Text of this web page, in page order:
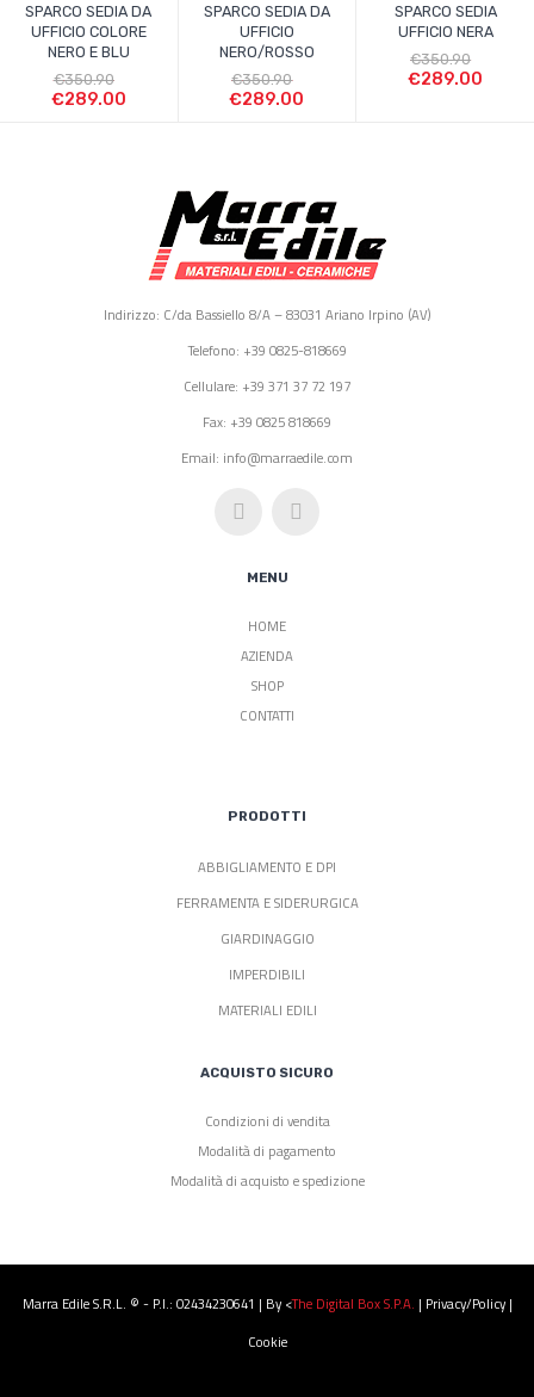
SPARCO SEDIA DA
UFFICIO COLORE
NERO E BLU
€350.90
€289.00
SPARCO SEDIA DA
UFFICIO
NERO/ROSSO
€350.90
€289.00
SPARCO SEDIA
UFFICIO NERA
€350.90
€289.00
Indirizzo: C/da Bassiello 8/A – 83031 Ariano Irpino (AV)
Telefono: +39 0825-818669
Cellulare: +39 371 37 72 197
Fax: +39 0825 818669
Email: info@marraedile.com
MENU
HOME
AZIENDA
SHOP
CONTATTI
PRODOTTI
ABBIGLIAMENTO E DPI
FERRAMENTA E SIDERURGICA
GIARDINAGGIO
IMPERDIBILI
MATERIALI EDILI
ACQUISTO SICURO
Condizioni di vendita
Modalità di pagamento
Modalità di acquisto e spedizione
Marra Edile S.r.l. © - P.I.: 02434230641 | By <The Digital Box S.p.a. | Privacy/Policy|
Cookie